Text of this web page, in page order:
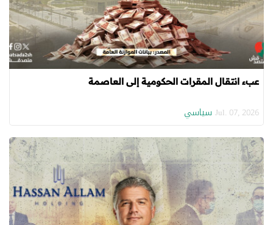
عبء انتقال المقرات الحكومية إلى العاصمة
Jul. 07, 2026 سياسي